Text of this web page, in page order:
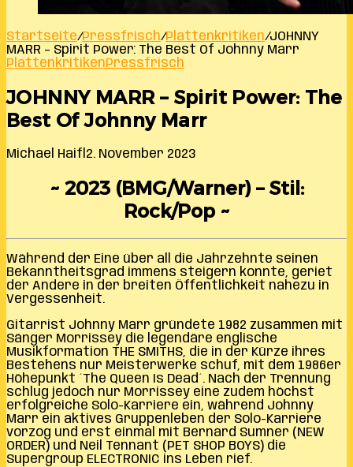
Startseite/Pressfrisch/Plattenkritiken/JOHNNY
MARR – Spirit Power: The Best Of Johnny Marr
PlattenkritikenPressfrisch
JOHNNY MARR – Spirit Power: The
Best Of Johnny Marr
Michael Haifl 2. November 2023
~ 2023 (BMG/Warner) – Stil:
Rock/Pop ~
Während der Eine über all die Jahrzehnte seinen
Bekanntheitsgrad immens steigern konnte, geriet
der Andere in der breiten Öffentlichkeit nahezu in
Vergessenheit.
Gitarrist Johnny Marr gründete 1982 zusammen mit
Sänger Morrissey die legendäre englische
Musikformation THE SMITHS, die in der Kürze ihres
Bestehens nur Meisterwerke schuf, mit dem 1986er
Höhepunkt ´The Queen Is Dead´. Nach der Trennung
schlug jedoch nur Morrissey eine zudem höchst
erfolgreiche Solo-Karriere ein, während Johnny
Marr ein aktives Gruppenleben der Solo-Karriere
vorzog und erst einmal mit Bernard Sumner (NEW
ORDER) und Neil Tennant (PET SHOP BOYS) die
Supergroup ELECTRONIC ins Leben rief.